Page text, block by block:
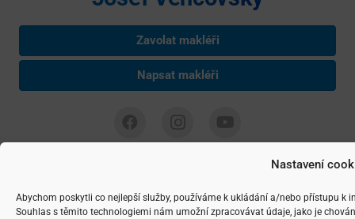
Nastavení
Abychom poskytli co nejlepší služby, používáme k ukládání a/nebo přístupu k
Souhlas s těmito technologiemi nám umožní zpracovávat údaje, jako je
Zavolat makléři
Napsat makléři
Josef Vencovský je nezávislým podnikatelem podnikajícím na základě
2026 realitní makléř